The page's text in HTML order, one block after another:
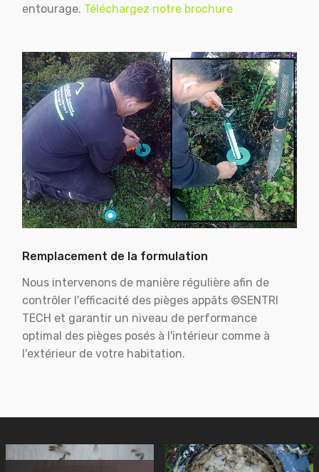
entourage. Téléchargez notre brochure
Remplacement de la formulation
Nous intervenons de manière régulière afin de
contrôler l'efficacité des pièges appâts ©SENTRI
TECH et garantir un niveau de performance
optimal des pièges posés à l'intérieur comme à
l'extérieur de votre habitation.